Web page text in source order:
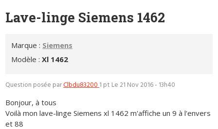
Lave-linge Siemens 1462
Marque : Siemens
Modèle :Xl 1462
Question posée parClbdu832001 pt Le 21 Nov 2016 - 13h40
Bonjour, à tous
Voilà mon lave-linge Siemens xl 1462 m'affiche un 9 à l'envers
et 88